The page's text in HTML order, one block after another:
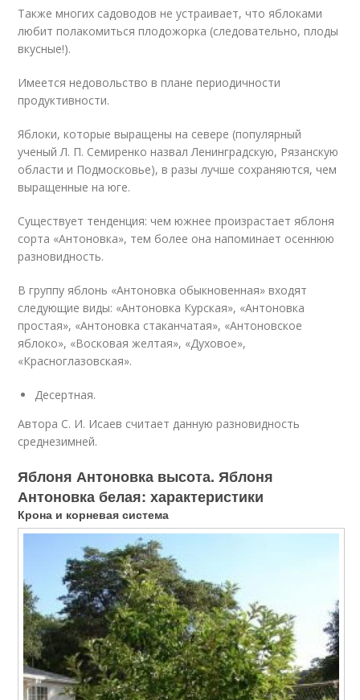
Также многих садоводов не устраивает, что яблоками
любит полакомиться плодожорка (следовательно, плоды
вкусные!).
Имеется недовольство в плане периодичности
продуктивности.
Яблоки, которые выращены на севере (популярный
ученый Л. П. Семиренко назвал Ленинградскую, Рязанскую
области и Подмосковье), в разы лучше сохраняются, чем
выращенные на юге.
Существует тенденция: чем южнее произрастает яблоня
сорта «Антоновка», тем более она напоминает осеннюю
разновидность.
В группу яблонь «Антоновка обыкновенная» входят
следующие виды: «Антоновка Курская», «Антоновка
простая», «Антоновка стаканчатая», «Антоновское
яблоко», «Восковая желтая», «Духовое»,
«Красноглазовская».
Десертная.
Автора С. И. Исаев считает данную разновидность
среднезимней.
Яблоня Антоновка высота. Яблоня
Антоновка белая: характеристики
Крона и корневая система